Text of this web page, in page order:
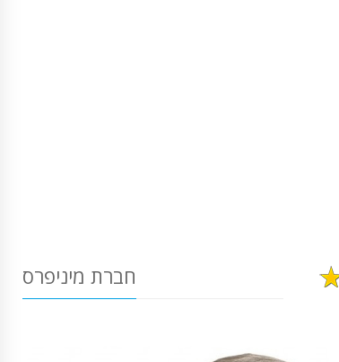
חברת מיניפרס